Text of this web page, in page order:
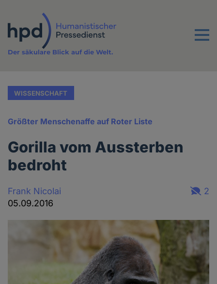
Inhalt
Menu
Der säkulare Blick auf die Welt.
WISSENSCHAFT
Größter Menschenaffe auf Roter Liste
Gorilla vom Aussterben
bedroht
Frank Nicolai
05.09.2016
2